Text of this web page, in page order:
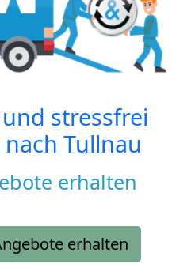
stressfrei
Tullnau
erhalten
erhalten